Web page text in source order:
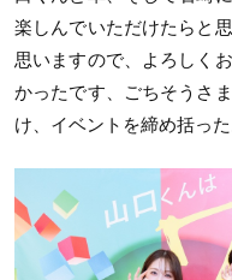
楽しんでいただけたらと
思いますので、よろしく
かったです、ごちそうさ
け、イベントを締め括った